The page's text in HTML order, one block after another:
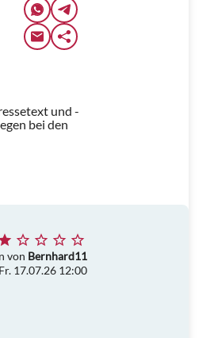
und -
bei den
von Bernhard11
17.07.26 12:00